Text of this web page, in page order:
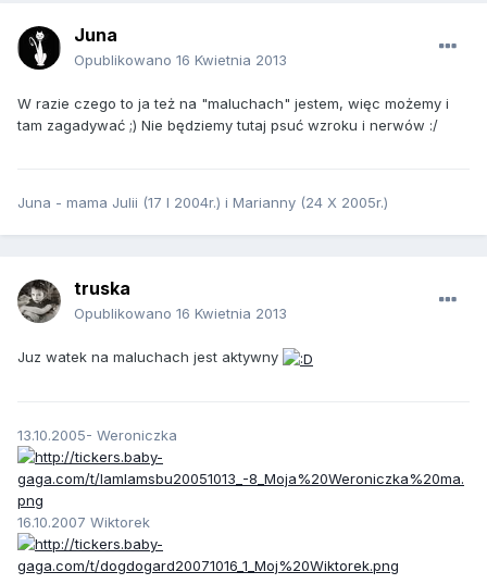
Juna
Opublikowano 16 Kwietnia 2013
W razie czego to ja też na "maluchach" jestem, więc możemy i
tam zagadywać ;) Nie będziemy tutaj psuć wzroku i nerwów :/
Juna - mama Julii (17 I 2004r.) i Marianny (24 X 2005r.)
truska
Opublikowano 16 Kwietnia 2013
Juz watek na maluchach jest aktywny
13.10.2005- Weroniczka
16.10.2007 Wiktorek